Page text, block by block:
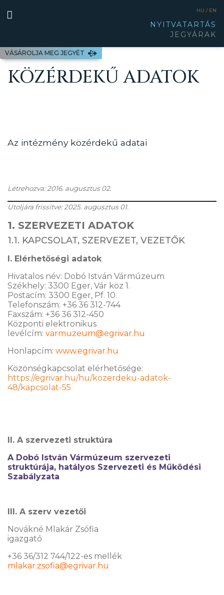
VÁSÁROLJA MEG JEGYÉT
HU / EN
NYITVATARTÁS
JEGYÁRAK
KÖZÉRDEKŰ ADATOK
Az intézmény közérdekű adatai
Létrehozva: 2016. augusztus 02.
Utoljára frissítve: 2025. augusztus 01.
1. SZERVEZETI ADATOK
1.1. KAPCSOLAT, SZERVEZET, VEZETŐK
I. Elérhetőségi adatok
Hivatalos név: Dobó István Vármúzeum
Székhely: 3300 Eger, Vár köz 1.
Postacím: 3300 Eger, Pf. 10.
Telefonszám: +36 36 312-744
Faxszám: +36 36 312-450
Központi elektronikus
levélcím: varmuzeum@egrivar.hu
Honlapcím: www.egrivar.hu
Közönségkapcsolat elérhetősége:
https://egrivar.hu/hu/kozerdeku-adatok-
48/kapcsolat-55
II. A szervezeti struktúra
A Dobó István Vármúzeum szervezeti
struktúrája, hatályos Szervezeti és Működési
Szabályzata
III. A szerv vezetői
Novákné Mlakár Zsófia
igazgató
+36 36/312 744/122-es mellék
mlakar.zsofia@egrivar.hu